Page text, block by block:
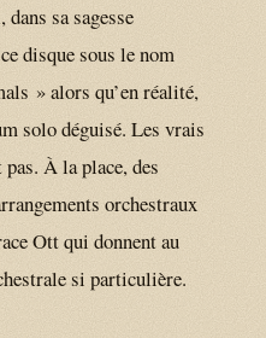
sa sagesse
disque sous le nom
» alors qu’en réalité,
solo déguisé. Les vrais
À la place, des
orchestraux
Ott qui donnent au
si particulière.